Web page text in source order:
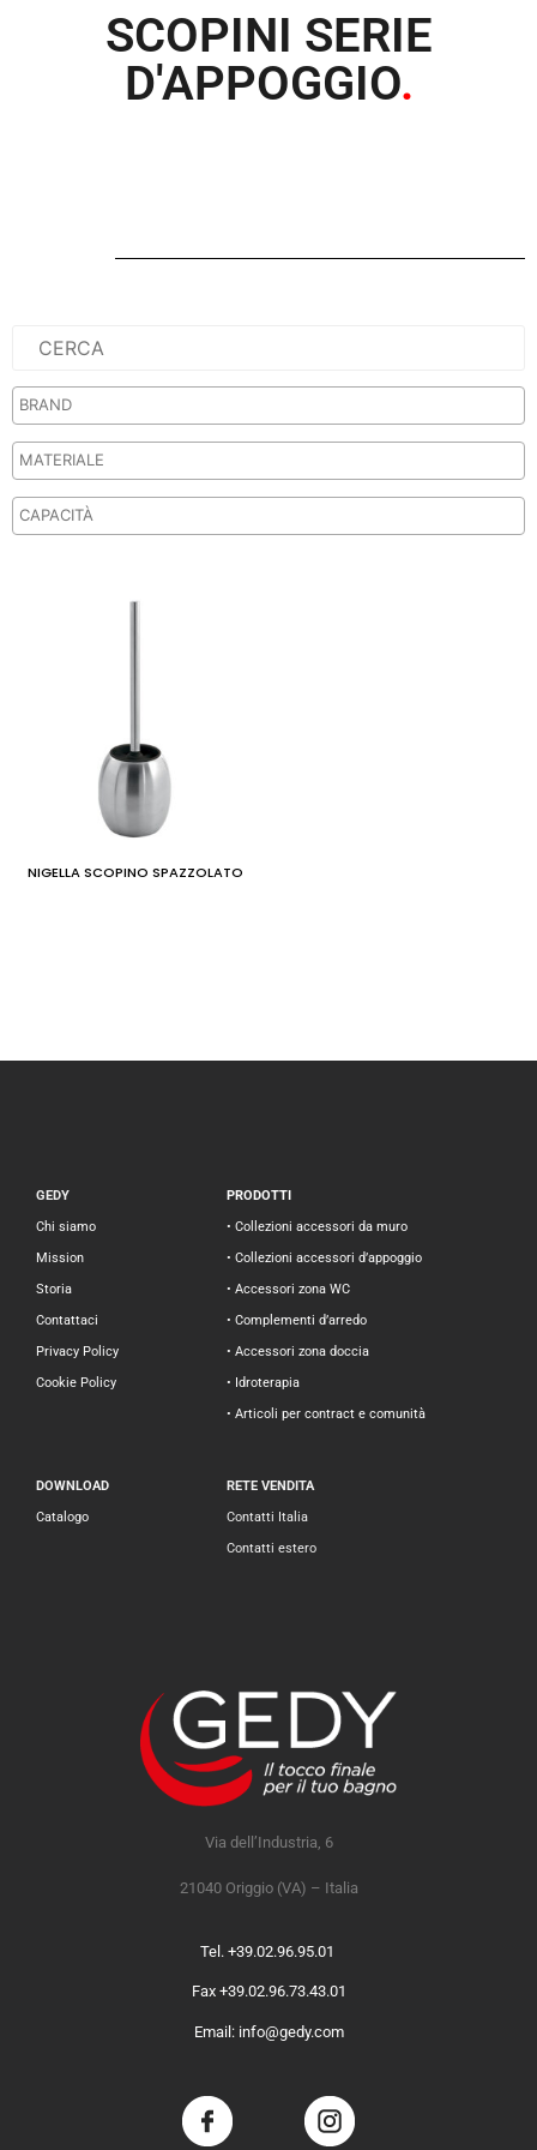
SCOPINI SERIE
D'APPOGGIO.
NIGELLA SCOPINO SPAZZOLATO
GEDY
Chi siamo
Mission
Storia
Contattaci
Privacy Policy
Cookie Policy
PRODOTTI
• Collezioni accessori da muro
• Collezioni accessori d’appoggio
• Accessori zona WC
• Complementi d’arredo
• Accessori zona doccia
• Idroterapia
• Articoli per contract e comunità
DOWNLOAD
Catalogo
RETE VENDITA
Contatti Italia
Contatti estero
Via dell’Industria, 6
21040 Origgio (VA) – Italia
Tel. +39.02.96.95.01
Fax +39.02.96.73.43.01
Email: info@gedy.com